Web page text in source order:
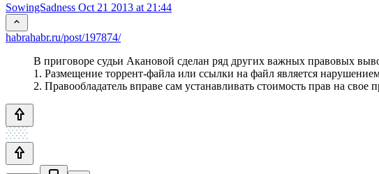
SowingSadness Oct 21 2013 at 21:44
habrahabr.ru/post/197874/
В приговоре судьи Акановой сделан ряд других важных правовых
1. Размещение торрент-файла или ссылки на файл является
2. Правообладатель вправе сам устанавливать стоимость прав на свое